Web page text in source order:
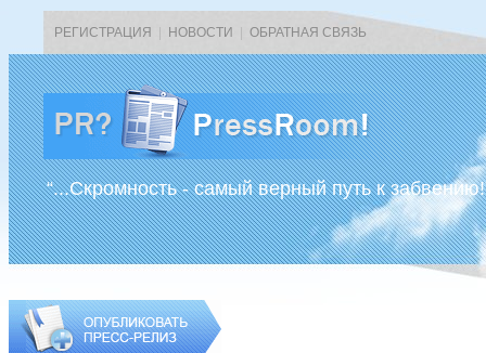
РЕГИСТРАЦИЯ НОВОСТИ ОБРАТНАЯ СВЯЗЬ
“...Скромность - самый верный путь к